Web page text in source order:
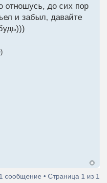
отношусь, до сих пор
и забыл, давайте
1 сообщение • Страница 1 из 1